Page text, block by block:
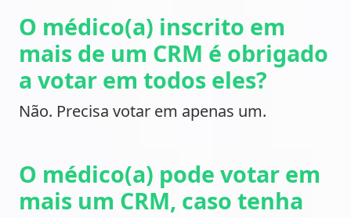
O médico(a) inscrito em
mais de um CRM é obrigado
a votar em todos eles?
Não. Precisa votar em apenas um.
O médico(a) pode votar em
mais um CRM, caso tenha